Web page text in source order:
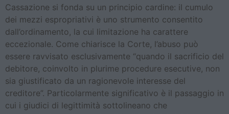
Cassazione si fonda su un principio cardine: il cumulo
dei mezzi espropriativi è uno strumento consentito
dall’ordinamento, la cui limitazione ha carattere
eccezionale. Come chiarisce la Corte, l’abuso può
essere ravvisato esclusivamente “quando il sacrificio del
debitore, coinvolto in plurime procedure esecutive, non
sia giustificato da un ragionevole interesse del
creditore”. Particolarmente significativo è il passaggio in
cui i giudici di legittimità sottolineano che